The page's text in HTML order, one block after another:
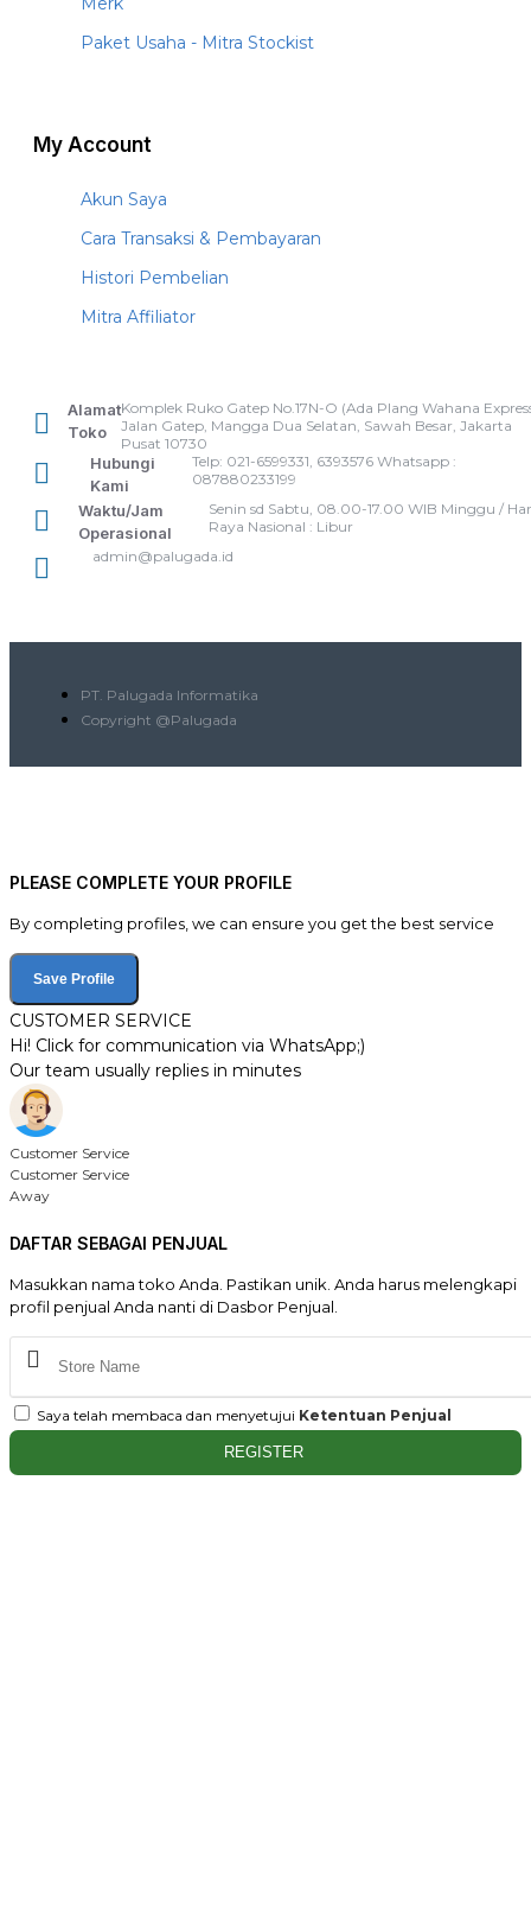
Paket Usaha - Mitra Stockist
My Account
Akun Saya
Cara Transaksi & Pembayaran
Histori Pembelian
Mitra Affiliator
Alamat
Toko
Komplek Ruko Gatep No.17N-O (Ada Plang Wahana
Jalan Gatep, Mangga Dua Selatan, Sawah Besar, Jakarta
Pusat 10730
Hubungi
Kami
Telp: 021-6599331, 6393576 Whatsapp :
087880233199
Waktu/Jam
Operasional
Senin sd Sabtu, 08.00-17.00 WIB Minggu /
Raya Nasional : Libur
admin@palugada.id
PT. Palugada Informatika
Copyright @Palugada
PLEASE COMPLETE YOUR PROFILE
By completing profiles, we can ensure you get the best service
Save Profile
CUSTOMER SERVICE
Hi! Click for communication via WhatsApp;)
Our team usually replies in minutes
Customer Service
Customer Service
Away
DAFTAR SEBAGAI PENJUAL
Masukkan nama toko Anda. Pastikan unik. Anda harus melengkapi
profil penjual Anda nanti di Dasbor Penjual.
Saya telah membaca dan menyetujui Ketentuan Penjual
REGISTER